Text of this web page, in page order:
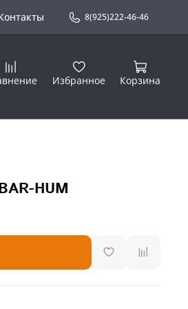
8(925)222-46-46
Избранное Корзина
HUM